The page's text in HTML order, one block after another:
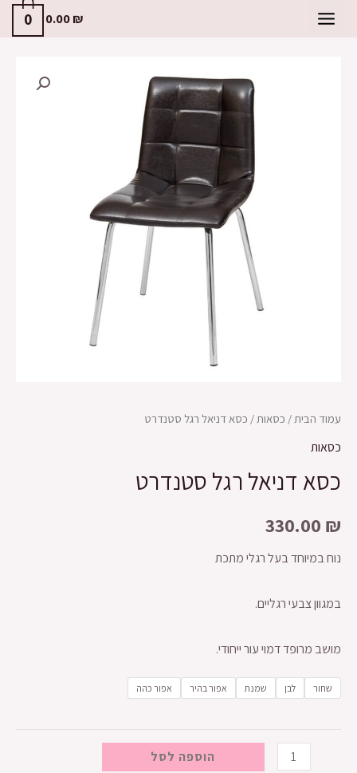
0.00₪
0
עמוד הבית/ כסאות/ כסא דניאל רגל סטנדרט
כסאות
כסא דניאל רגל סטנדרט
330.00 ₪
נוח במיוחד בעל רגלי מתכת
במגוון צבעי רגליים.
מושב מרופד דמוי עור ייחודי.
שחור לבן שמנת אפור בהיר אפור כהה
הוספה לסל